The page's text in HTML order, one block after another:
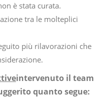
è stata curata.
tra le molteplici
più rilavorazioni che
intervenuto il team
quanto segue: